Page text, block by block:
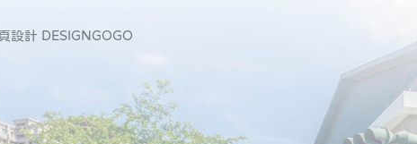
設計 DESIGNGOGO